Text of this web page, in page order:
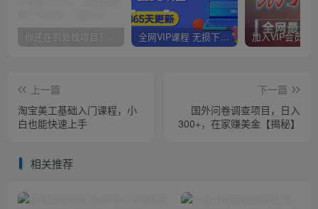
你还在到处找项目？还在当韭菜？我靠卖项目一个月收入5万+，曾经我也是个失败者。 全网VIP课程 无损下载~
上一篇
淘宝美工基础入门课程，小
白也能快速上手
下一篇
国外问卷调查项目，日入
300+，在家赚美金【揭秘】
相关推荐